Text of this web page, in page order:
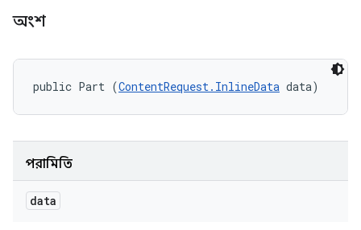
অংশ
public Part (ContentRequest.InlineData data)
পরামিতি
data